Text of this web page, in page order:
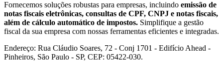
Fornecemos soluções robustas para empresas, incluindo emissão de
notas fiscais eletrônicas, consultas de CPF, CNPJ e notas fiscais,
além de cálculo automático de impostos. Simplifique a gestão
fiscal da sua empresa com nossas ferramentas eficientes e integradas.
Endereço: Rua Cláudio Soares, 72 - Conj 1701 - Edifício Ahead -
Pinheiros, São Paulo - SP, CEP: 05422-030.